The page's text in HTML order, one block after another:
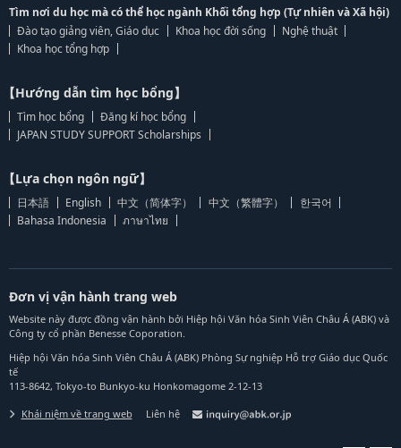
Tìm nơi du học mà có thể học ngành Khối tổng hợp (Tự nhiên và Xã hội)
Đào tạo giảng viên, Giáo dục
Khoa học đời sống
Nghệ thuật
Khoa học tổng hợp
【Hướng dẫn tìm học bổng】
Tìm học bổng
Đăng kí học bổng
JAPAN STUDY SUPPORT Scholarships
【Lựa chọn ngôn ngữ】
日本語 English 中文（简体字） 中文（繁體字）
한국어
Bahasa Indonesia
ภาษาไทย
Đơn vị vận hành trang web
Website này được đồng vận hành bởi Hiệp hội Văn hóa Sinh Viên Châu Á (ABK) và
Công ty cổ phần Benesse Coporation.
Hiệp hội Văn hóa Sinh Viên Châu Á (ABK) Phòng Sự nghiệp Hỗ trợ Giáo dục Quốc
tế
113-8642, Tokyo-to Bunkyo-ku Honkomagome 2-12-13
Khái niệm về trang web Liên hệ